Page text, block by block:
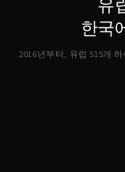
한국
2016년부터, 유럽 515개